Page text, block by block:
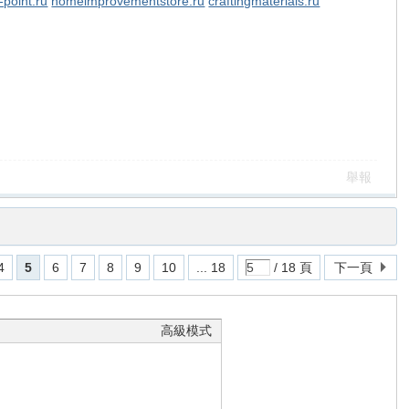
舉報
5 6 7 8 9 10 ... 18 / 18 頁 下一頁
高級模式